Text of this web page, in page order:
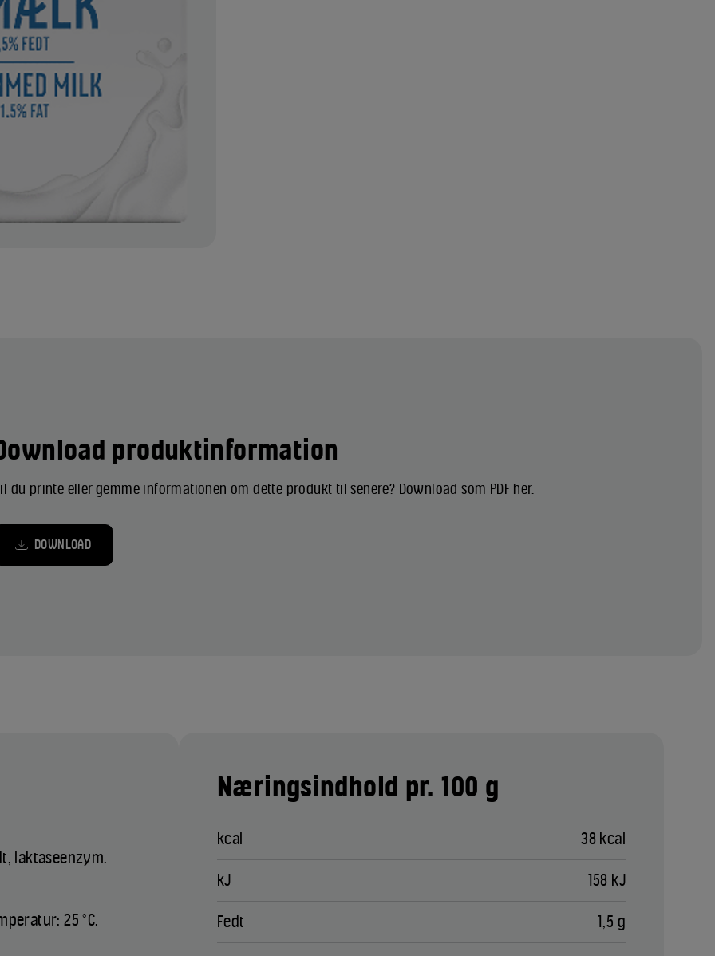
produktinformation
du printe eller gemme informationen om dette produkt til senere? Download som PDF her.
DOWNLOAD
laktaseenzym.
25 °C.
Næringsindhold pr. 100 g
kcal 38 kcal
kJ 158 kJ
Fedt 1,5 g